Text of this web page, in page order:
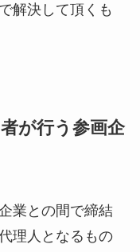
解決して頂くも
が行う参画企
業との間で締結
理人となるもの